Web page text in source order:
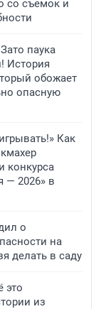
со съемок и
паука
История
обожает
опасную
Как
конкурса
— 2026» в
о
на
делать в саду
это
из